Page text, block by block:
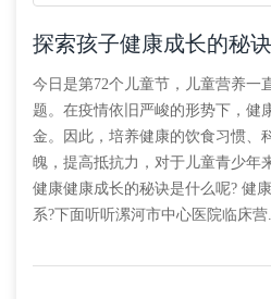
探索孩子健康成长的秘诀
今日是第72个儿童节，儿童营养一
题。在疫情依旧严峻的形势下，健
金。因此，培养健康的饮食习惯、
魄，提高抵抗力，对于儿童青少年
健康健康成长的秘诀是什么呢? 健
系?下面听听漯河市中心医院临床营